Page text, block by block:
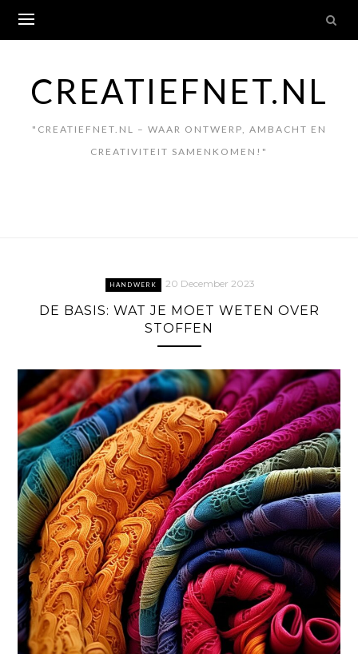
content
CREATIEFNET.NL
"CREATIEFNET.NL – WAAR ONTWERP, AMBACHT EN
CREATIVITEIT SAMENKOMEN!"
HANDWERK 20 December 2023
DE BASIS: WAT JE MOET WETEN OVER
STOFFEN